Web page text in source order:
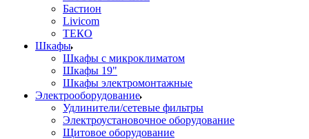
Бастион
Livicom
ТЕКО
Шкафы
Шкафы с микроклиматом
Шкафы 19"
Шкафы электромонтажные
Электрооборудование
Удлинители/сетевые фильтры
Электроустановочное оборудование
Щитовое оборудование